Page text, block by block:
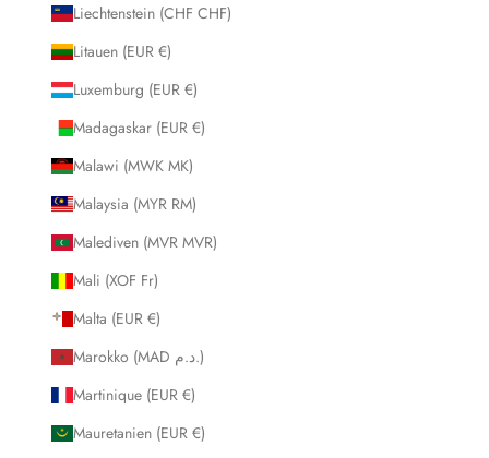
Liechtenstein (CHF CHF)
Litauen (EUR €)
Luxemburg (EUR €)
Madagaskar (EUR €)
Malawi (MWK MK)
Malaysia (MYR RM)
Malediven (MVR MVR)
Mali (XOF Fr)
Malta (EUR €)
Marokko (MAD د.م.)
Martinique (EUR €)
Mauretanien (EUR €)